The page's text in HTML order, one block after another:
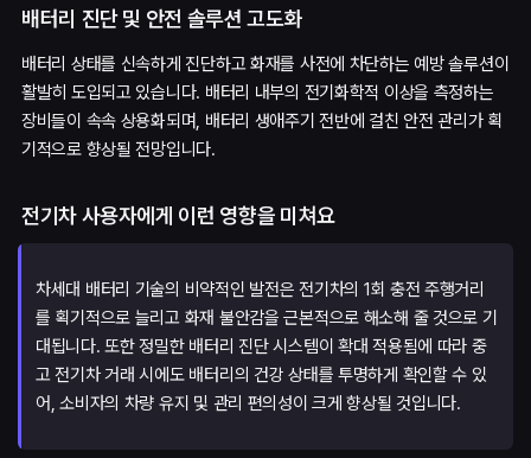
배터리 진단 및 안전 솔루션 고도화
배터리 상태를 신속하게 진단하고 화재를 사전에 차단하는 예방 솔루션이
활발히 도입되고 있습니다. 배터리 내부의 전기화학적 이상을 측정하는
장비들이 속속 상용화되며, 배터리 생애주기 전반에 걸친 안전 관리가 획
기적으로 향상될 전망입니다.
전기차 사용자에게 이런 영향을 미쳐요
차세대 배터리 기술의 비약적인 발전은 전기차의 1회 충전 주행거리
를 획기적으로 늘리고 화재 불안감을 근본적으로 해소해 줄 것으로 기
대됩니다. 또한 정밀한 배터리 진단 시스템이 확대 적용됨에 따라 중
고 전기차 거래 시에도 배터리의 건강 상태를 투명하게 확인할 수 있
어, 소비자의 차량 유지 및 관리 편의성이 크게 향상될 것입니다.